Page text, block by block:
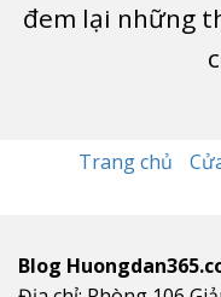
đem lại những
Trang chủ
Blog